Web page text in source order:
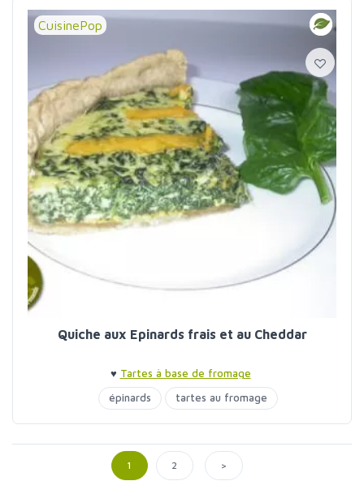
CuisinePop
Quiche aux Epinards frais et au Cheddar
♥ Tartes à base de fromage
épinards
tartes au fromage
1 2 >